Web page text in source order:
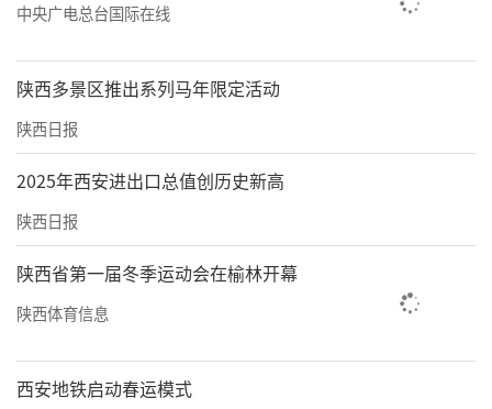
中央广电总台国际在线
陕西多景区推出系列马年限定活动
陕西日报
2025年西安进出口总值创历史新高
陕西日报
陕西省第一届冬季运动会在榆林开幕
陕西体育信息
西安地铁启动春运模式